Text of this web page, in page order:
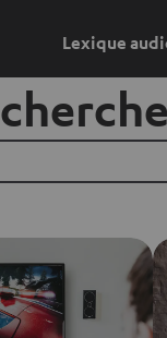
Lexique